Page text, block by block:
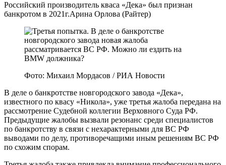
Российский производитель кваса «Дека» был признан
банкротом в 2021г.Арина Орлова (Райтер)
Фото: Михаил Мордасов / РИА Новости
В деле о банкротстве новгородского завода «Дека»,
известного по квасу «Никола», уже третья жалоба передана на
рассмотрение Судебной коллегии Верховного Суда РФ.
Предыдущие жалобы вызвали резонанс среди специалистов
по банкротству в связи с нехарактерными для ВС РФ
выводами по делу, противоречащими иным решениям ВС РФ
по схожим спорам.